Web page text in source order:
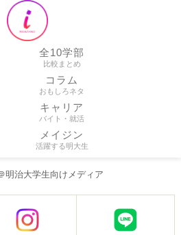
全10学部
比較まとめ
コラム
おもしろネタ
キャリア
バイト・就活
メイジン
活躍する明大生
明治大学生向けメディア